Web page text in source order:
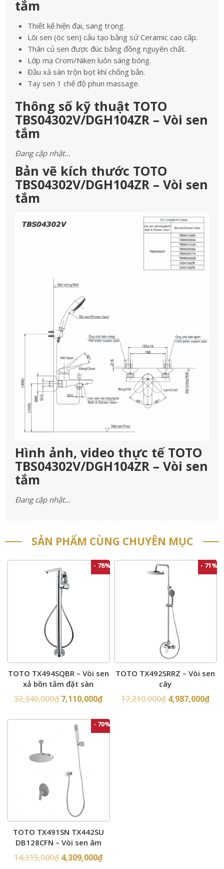
tắm
Thiết kế hiện đại, sang trọng.
Lõi sen (óc sen) cấu tạo bằng sứ Ceramic cao cấp.
Thân củ sen được đúc bằng đồng nguyên chất.
Lớp mạ Crom/Niken luôn sáng bóng.
Đầu xả sàn trộn bọt khí chống bắn.
Tay sen 1 chế độ phun massage.
Thông số kỹ thuật TOTO
TBS04302V/DGH104ZR – Vòi sen
tắm
Đang cập nhật…
Bản vẽ kích thước TOTO
TBS04302V/DGH104ZR – Vòi sen
tắm
Hình ảnh, video thực tế TOTO
TBS04302V/DGH104ZR – Vòi sen
tắm
Đang cập nhật…
SẢN PHẨM CÙNG CHUYÊN MỤC
- 78%
TOTO TX494SQBR – Vòi sen
xả bồn tắm đặt sàn
32,340,000₫ 7,110,000₫
- 71%
TOTO TX492SRRZ – Vòi sen
cây
17,210,000₫ 4,987,000₫
- 70%
TOTO TX491SN TX442SU
DB128CFN – Vòi sen âm
tường
14,315,000₫ 4,309,000₫